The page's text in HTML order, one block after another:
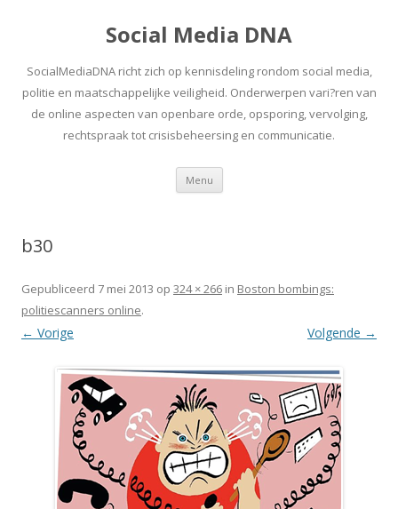
Social Media DNA
SocialMediaDNA richt zich op kennisdeling rondom social media,
politie en maatschappelijke veiligheid. Onderwerpen vari?ren van
de online aspecten van openbare orde, opsporing, vervolging,
rechtspraak tot crisisbeheersing en communicatie.
Menu Spring
inhoud
b30
Gepubliceerd 7 mei 2013 op 324 × 266 in Boston bombings:
politiescanners online.
← Vorige Volgende →